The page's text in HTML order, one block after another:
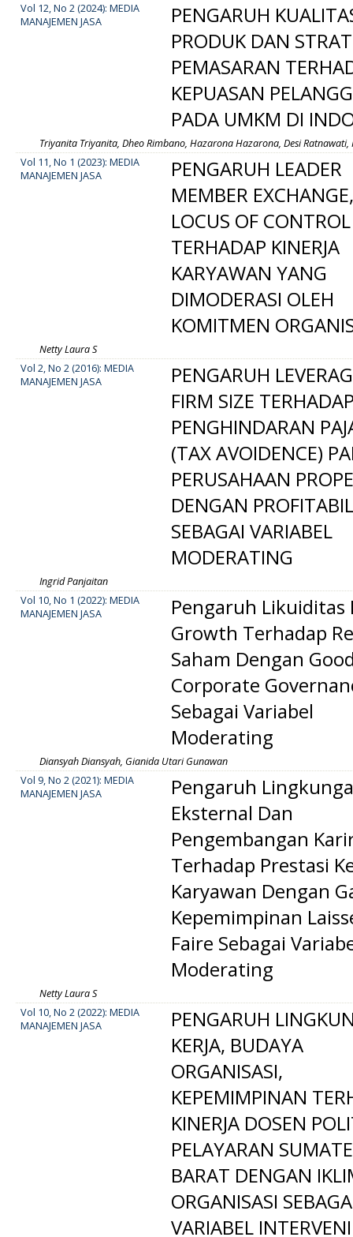
Vol 12, No 2 (2024): MEDIA
MANAJEMEN JASA
PENGARUH
PRODUK DAN
PEMASARAN
KEPUASAN
PADA UMKM DI
Triyanita Triyanita, Dheo Rimbano, Hazarona Hazarona, Desi
Vol 11, No 1 (2023): MEDIA
MANAJEMEN JASA
PENGARUH LEADER
MEMBER
LOCUS OF CONTROL
TERHADAP KINERJA
KARYAWAN YANG
DIMODERASI OLEH
KOMITMEN
Netty Laura S
Vol 2, No 2 (2016): MEDIA
MANAJEMEN JASA
PENGARUH
FIRM SIZE
PENGHINDARAN
(TAX AVOIDENCE)
PERUSAHAAN
DENGAN
SEBAGAI VARIABEL
MODERATING
Ingrid Panjaitan
Vol 10, No 1 (2022): MEDIA
MANAJEMEN JASA
Pengaruh Likuiditas
Growth Terhadap
Saham Dengan
Corporate
Sebagai Variabel
Moderating
Diansyah Diansyah, Gianida Utari Gunawan
Vol 9, No 2 (2021): MEDIA
MANAJEMEN JASA
Pengaruh
Eksternal Dan
Pengembangan
Terhadap Prestasi
Karyawan Dengan
Kepemimpinan
Faire Sebagai
Moderating
Netty Laura S
Vol 10, No 2 (2022): MEDIA
MANAJEMEN JASA
PENGARUH
KERJA, BUDAYA
ORGANISASI,
KEPEMIMPINAN
KINERJA DOSEN
PELAYARAN
BARAT DENGAN
ORGANISASI
VARIABEL